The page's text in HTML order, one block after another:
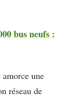
bus neufs :
une
réseau de